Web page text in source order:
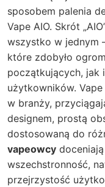
sposobem palenia
Vape AIO. Skrót
wszystko w jednym
które zdobyło
początkujących, jak
użytkowników.
w branży,
designem, prostą
dostosowaną do
vapeowcy
wszechstronność,
przejrzystość